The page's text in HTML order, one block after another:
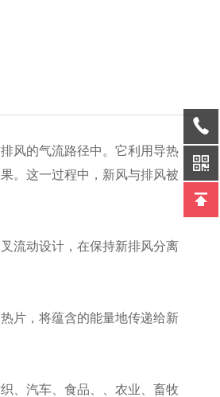
风的气流路径中。它利用导热
。这一过程中，新风与排风被
流动设计，在保持新排风分离
片，将蕴含的能量地传递给新
、汽车、食品、、农业、畜牧